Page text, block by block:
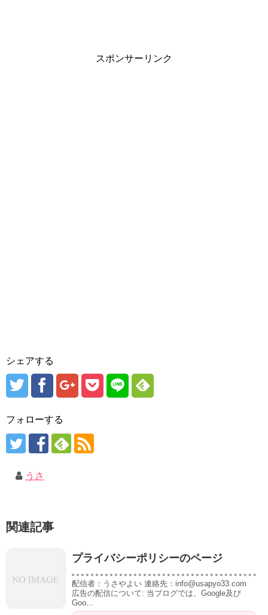
スポンサーリンク
シェアする
フォローする
うさ
関連記事
プライバシーポリシーのページ
配信者：うさやよい 連絡先：info@usapyo33.com
広告の配信について: 当ブログでは、Google及び
Goo...